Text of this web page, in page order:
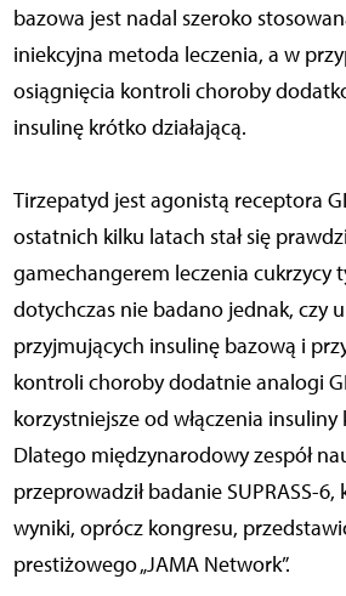
bazowa jest nadal szeroko
iniekcyjna metoda leczenia, a w
osiągnięcia kontroli choroby
insulinę krótko działającą.
Tirzepatyd jest agonistą receptora
ostatnich kilku latach stał się
gamechangerem leczenia cukrzycy
dotychczas nie badano jednak, czy
przyjmujących insulinę bazową i
kontroli choroby dodatnie analogi
korzystniejsze od włączenia insuliny
Dlatego międzynarodowy zespół
przeprowadził badanie SUPRASS-6,
wyniki, oprócz kongresu,
prestiżowego „JAMA Network”.